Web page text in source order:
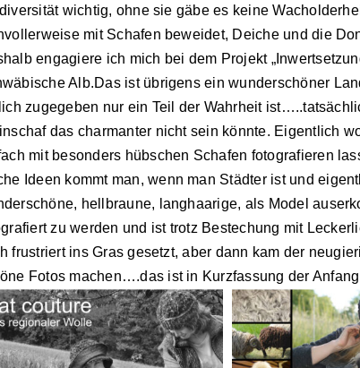
wichtig, ohne sie gäbe es keine
mit Schafen beweidet, Deiche und die
engagiere ich mich bei dem Projekt
Alb.Das ist übrigens ein wunderschöner
zugegeben nur ein Teil der Wahrheit
das charmanter nicht sein könnte. Eigentlich
mit besonders hübschen Schafen fotografieren
Ideen kommt man, wenn man Städter ist und
hellbraune, langhaarige, als Model
zu werden und ist trotz Bestechung mit
frustriert ins Gras gesetzt, aber dann kam der
Fotos machen….das ist in Kurzfassung der